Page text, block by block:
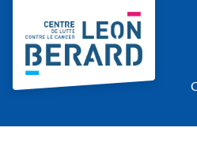
Aller au menu principal
Aller au contenu principal
Personnaliser l'interface